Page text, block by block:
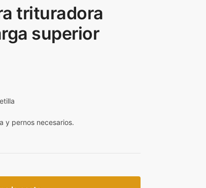
trituradora
superior
y pernos necesarios.